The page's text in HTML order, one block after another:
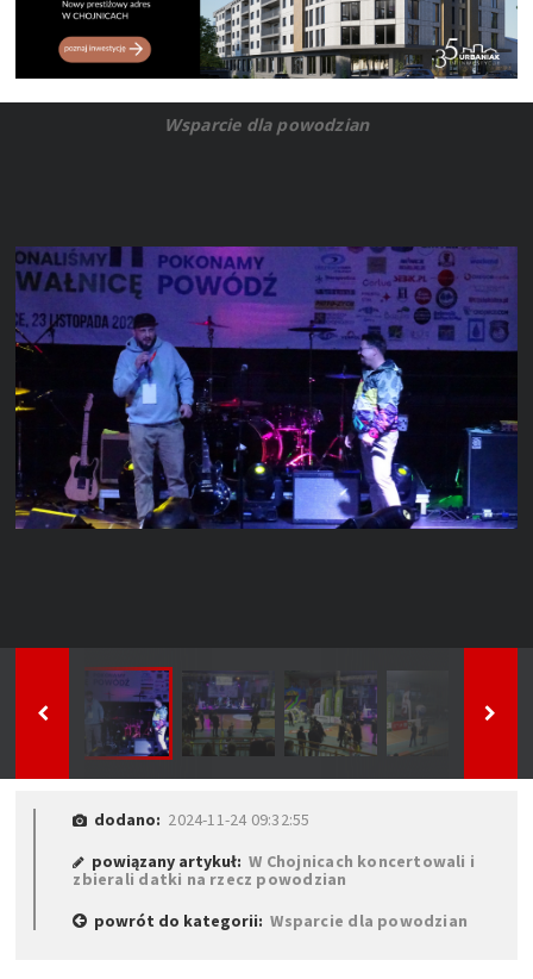
Wsparcie dla powodzian
dodano: 2024-11-24 09:32:55
powiązany artykuł:W Chojnicach koncertowali i
zbierali datki na rzecz powodzian
powrót do kategorii:Wsparcie dla powodzian